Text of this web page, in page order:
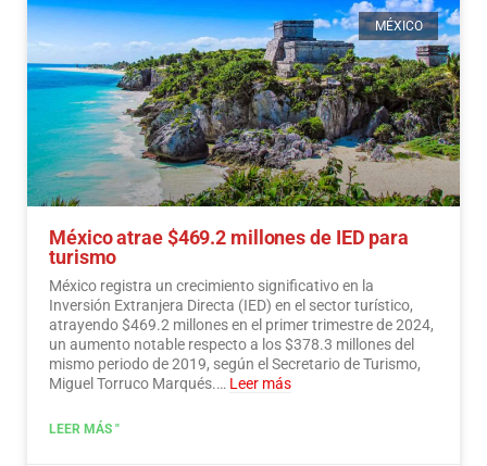
MÉXICO
México atrae $469.2 millones de IED para
turismo
México registra un crecimiento significativo en la
Inversión Extranjera Directa (IED) en el sector turístico,
atrayendo $469.2 millones en el primer trimestre de 2024,
un aumento notable respecto a los $378.3 millones del
mismo periodo de 2019, según el Secretario de Turismo,
Miguel Torruco Marqués.… Leer más
LEER MÁS "